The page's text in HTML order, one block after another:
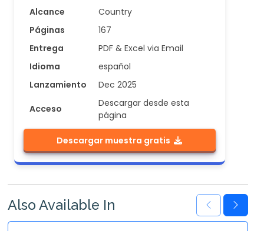
Alcance
Country
Páginas
167
Entrega
PDF & Excel via Email
Idioma
español
Lanzamiento
Dec 2025
Acceso
Descargar desde esta
página
Descargar muestra gratis
Also Available In